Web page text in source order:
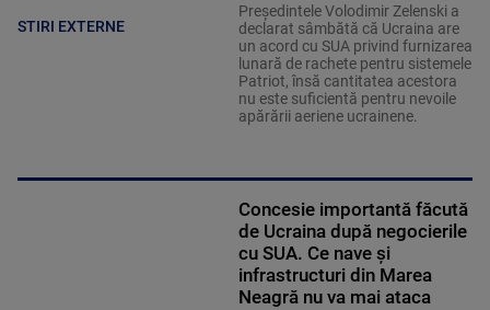
STIRI EXTERNE
Preşedintele Volodimir Zelenski a
declarat sâmbătă că Ucraina are
un acord cu SUA privind furnizarea
lunară de rachete pentru sistemele
Patriot, însă cantitatea acestora
nu este suficientă pentru nevoile
apărării aeriene ucrainene.
Concesie importantă făcută
de Ucraina după negocierile
cu SUA. Ce nave şi
infrastructuri din Marea
Neagră nu va mai ataca